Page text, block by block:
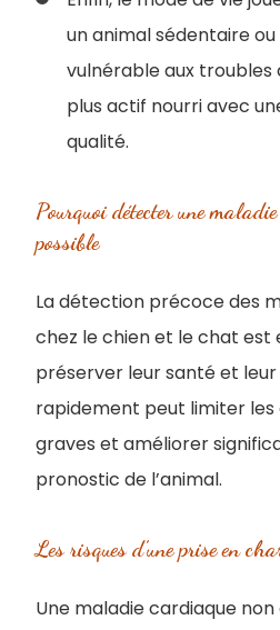
un animal sédentaire
vulnérable aux troubles
plus actif nourri avec
qualité.
Pourquoi détecter une
possible
La détection précoce des
chez le chien et le chat est
préserver leur santé et leur
rapidement peut limiter
graves et améliorer
pronostic de l’animal.
Les risques d’une prise en
Une maladie cardiaque